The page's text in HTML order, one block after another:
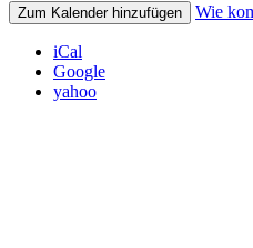
Zum Kalender hinzufügen Wie
iCal
Google
yahoo